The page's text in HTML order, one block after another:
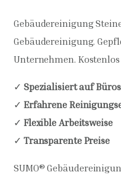
Gebäudereinigung
Gebäudereinigung.
Unternehmen.
✓ Spezialisiert auf Büros
✓ Erfahrene
✓ Flexible Arbeitsweise
✓ Transparente Preise
SUMO®